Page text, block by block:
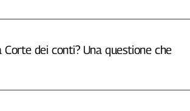
dei conti? Una questione che